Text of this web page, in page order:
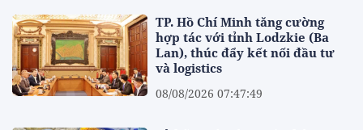
TP. Hồ Chí Minh tăng cường
hợp tác với tỉnh Lodzkie (Ba
Lan), thúc đẩy kết nối đầu tư
và logistics
08/08/2026 07:47:49